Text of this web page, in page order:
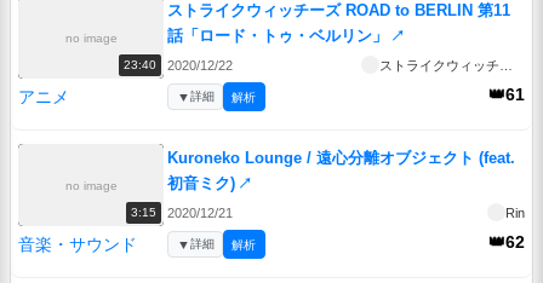
no image
23:40
ストライクウィッチーズ ROAD to BERLIN 第11
話「ロード・トゥ・ベルリン」
↗
2020/12/22
アニメ 👑61
▼詳細 解析
no image
3:15
Kuroneko Lounge / 遠心分離オブジェクト (feat.
初音ミク) ↗
2020/12/21 Rin
音楽・サウンド 👑62
▼詳細 解析